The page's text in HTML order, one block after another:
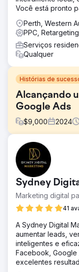
Você está pronto
Perth, Western
PPC,
Serviços
Qualquer
Histórias de
Alcançando
Google Ads
$9,000 2024
Desafio
Uma boutique
internamente, mas
e gastos não
estruturado e as
público ou
Solução
implementamos
anúncios de
Também
no feed e
acompanhamento
Sydney
Marketing digital
41
A Sydney Digital
aumentar leads,
inteligentes e
Facebook, Google
excelentes